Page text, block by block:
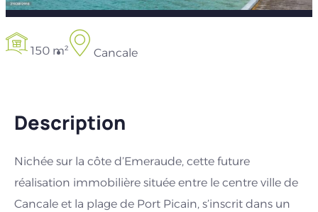
150 m² Cancale
Description
Nichée sur la côte d’Emeraude, cette future
réalisation immobilière située entre le centre ville de
Cancale et la plage de Port Picain, s’inscrit dans un